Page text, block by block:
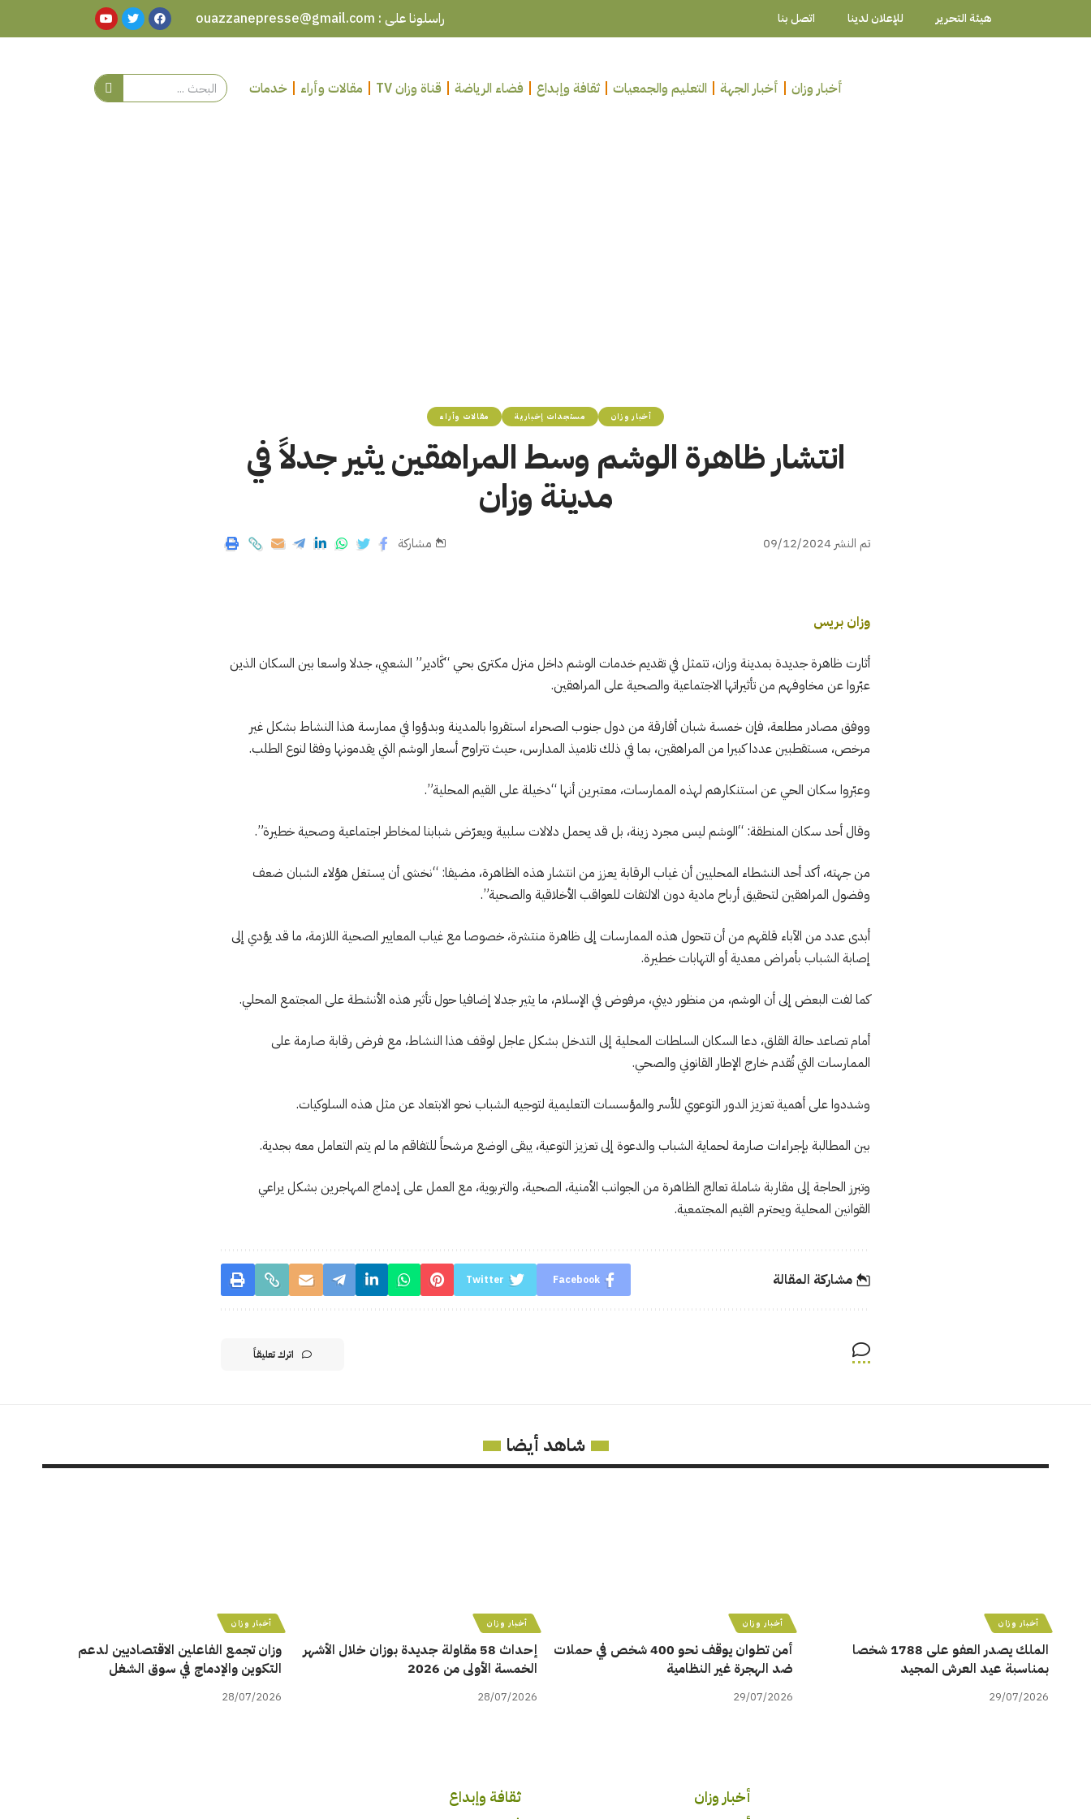
هيئة التحرير للإعلان لدينا اتصل بنا راسلونا على : ouazzanepresse@gmail.com
أخبار وزان أخبار الجهة التعليم والجمعيات ثقافة وإبداع فضاء الرياضة قناة وزان TV مقالات وأراء خدمات
أخبار وزان مستجدات إخبارية مقالات وأراء
انتشار ظاهرة الوشم وسط المراهقين يثير جدلاً في
مدينة وزان
تم النشر 09/12/2024 مشاركة
وزان بريس
أثارت ظاهرة جديدة بمدينة وزان، تتمثل في تقديم خدمات الوشم داخل منزل مكترى بحي “ݣادير” الشعبي، جدلا واسعا بين السكان الذين
عبّروا عن مخاوفهم من تأثيراتها الاجتماعية والصحية على المراهقين.
ووفق مصادر مطلعة، فإن خمسة شبان أفارقة من دول جنوب الصحراء استقروا بالمدينة وبدؤوا في ممارسة هذا النشاط بشكل غير
مرخص، مستقطبين عددا كبيرا من المراهقين، بما في ذلك تلاميذ المدارس، حيث تتراوح أسعار الوشم التي يقدمونها وفقا لنوع الطلب.
وعبّروا سكان الحي عن استنكارهم لهذه الممارسات، معتبرين أنها “دخيلة على القيم المحلية”.
وقال أحد سكان المنطقة: “الوشم ليس مجرد زينة، بل قد يحمل دلالات سلبية ويعرّض شبابنا لمخاطر اجتماعية وصحية خطيرة”.
من جهته، أكد أحد النشطاء المحليين أن غياب الرقابة يعزز من انتشار هذه الظاهرة، مضيفا: “نخشى أن يستغل هؤلاء الشبان ضعف
وفضول المراهقين لتحقيق أرباح مادية دون الالتفات للعواقب الأخلاقية والصحية”.
أبدى عدد من الآباء قلقهم من أن تتحول هذه الممارسات إلى ظاهرة منتشرة، خصوصا مع غياب المعايير الصحية اللازمة، ما قد يؤدي إلى
إصابة الشباب بأمراض معدية أو التهابات خطيرة.
كما لفت البعض إلى أن الوشم، من منظور ديني، مرفوض في الإسلام، ما يثير جدلا إضافيا حول تأثير هذه الأنشطة على المجتمع المحلي.
أمام تصاعد حالة القلق، دعا السكان السلطات المحلية إلى التدخل بشكل عاجل لوقف هذا النشاط، مع فرض رقابة صارمة على
الممارسات التي تُقدم خارج الإطار القانوني والصحي.
وشددوا على أهمية تعزيز الدور التوعوي للأسر والمؤسسات التعليمية لتوجيه الشباب نحو الابتعاد عن مثل هذه السلوكيات.
بين المطالبة بإجراءات صارمة لحماية الشباب والدعوة إلى تعزيز التوعية، يبقى الوضع مرشحاً للتفاقم ما لم يتم التعامل معه بجدية.
وتبرز الحاجة إلى مقاربة شاملة تعالج الظاهرة من الجوانب الأمنية، الصحية، والتربوية، مع العمل على إدماج المهاجرين بشكل يراعي
القوانين المحلية ويحترم القيم المجتمعية.
مشاركة المقالة Facebook
Twitter
اترك تعليقاً
شاهد أيضا
أخبار وزان
الملك يصدر العفو على 1788 شخصا
بمناسبة عيد العرش المجيد
29/07/2026
أخبار وزان
أمن تطوان يوقف نحو 400 شخص في حملات
ضد الهجرة غير النظامية
29/07/2026
أخبار وزان
إحداث 58 مقاولة جديدة بوزان خلال الأشهر
الخمسة الأولى من 2026
28/07/2026
أخبار وزان
وزان تجمع الفاعلين الاقتصاديين لدعم
التكوين والإدماج في سوق الشغل
28/07/2026
أخبار وزان
ثقافة وإبداع